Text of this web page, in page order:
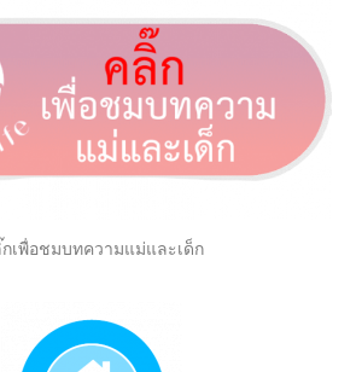
เพื่อชมบทความแม่และเด็ก